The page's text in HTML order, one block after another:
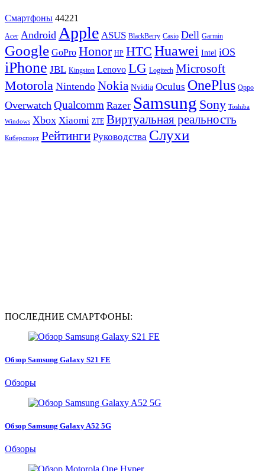
Смартфоны 44221
Acer Android Apple ASUS BlackBerry Casio Dell Garmin
Google GoPro Honor HP HTC Huawei Intel iOS
iPhone JBL Kingston Lenovo LG Logitech Microsoft
Motorola Nintendo Nokia Nvidia Oculus OnePlus Oppo
Overwatch Qualcomm Razer Samsung Sony Toshiba
Windows Xbox Xiaomi ZTE Виртуальная реальность
Киберспорт Рейтинги Руководства Слухи
ПОСЛЕДНИЕ СМАРТФОНЫ:
Обзор Samsung Galaxy S21 FE
Обзоры
Обзор Samsung Galaxy A52 5G
Обзоры